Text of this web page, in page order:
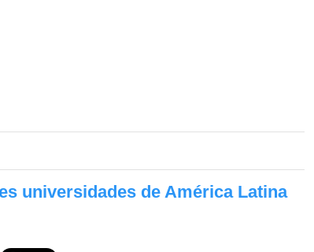
universidades de América Latina